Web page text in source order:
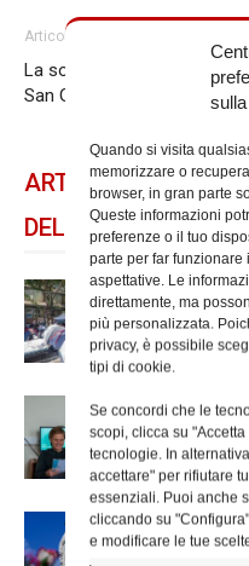
Quando si visita
memorizzare o
browser, in gran parte
Queste informazioni
preferenze o il tuo
parte per far funzionare
aspettative. Le
direttamente, ma
più personalizzata.
privacy, è possibile
tipi di cookie.
Se concordi che le
scopi, clicca su
tecnologie. In
accettare" per rifiutare
essenziali. Puoi anche
cliccando su
e modificare le tue
Articolo precedente
La solennità della Natività di
San Giovanni Battista
ARTICOLI
DELLO STESSO
Spin
cardinale
Scienze
Dal 28 al